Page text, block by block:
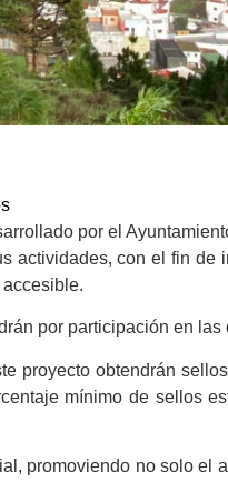
por el
actividades, con el fin
por participación en las
proyecto obtendrán
mínimo de sellos
promoviendo no solo el